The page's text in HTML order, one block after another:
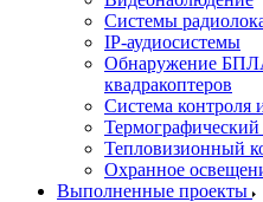
Системы
IP-аудиосистемы
Обнаружение
квадракоптеров
Система контроля
Тепловизионный
Охранное
Выполненные проекты